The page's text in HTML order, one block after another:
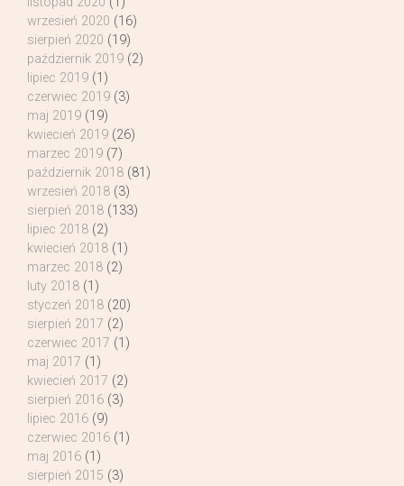
wrzesień 2020 (16)
sierpień 2020 (19)
październik 2019 (2)
lipiec 2019 (1)
czerwiec 2019 (3)
maj 2019 (19)
kwiecień 2019 (26)
marzec 2019 (7)
październik 2018 (81)
wrzesień 2018 (3)
sierpień 2018 (133)
lipiec 2018 (2)
kwiecień 2018 (1)
marzec 2018 (2)
luty 2018 (1)
styczeń 2018 (20)
sierpień 2017 (2)
czerwiec 2017 (1)
maj 2017 (1)
kwiecień 2017 (2)
sierpień 2016 (3)
lipiec 2016 (9)
czerwiec 2016 (1)
maj 2016 (1)
sierpień 2015 (3)